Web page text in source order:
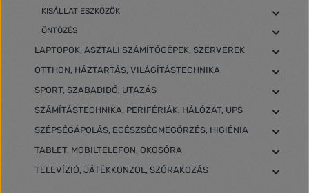
KISÁLLAT ESZKÖZÖK
ÖNTÖZÉS
LAPTOPOK, ASZTALI SZÁMÍTÓGÉPEK, SZERVEREK
OTTHON, HÁZTARTÁS, VILÁGÍTÁSTECHNIKA
SPORT, SZABADIDŐ, UTAZÁS
SZÁMÍTÁSTECHNIKA, PERIFÉRIÁK, HÁLÓZAT, UPS
SZÉPSÉGÁPOLÁS, EGÉSZSÉGMEGŐRZÉS, HIGIÉNIA
TABLET, MOBILTELEFON, OKOSÓRA
TELEVÍZIÓ, JÁTÉKKONZOL, SZÓRAKOZÁS